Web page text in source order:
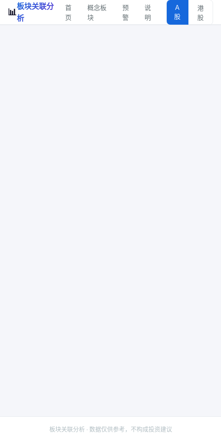
📊
板块关联分
析
首
页
概念板
块
预
警
说
明
A
股
港
股
板块关联分析 · 数据仅供参考，不构成投资建议